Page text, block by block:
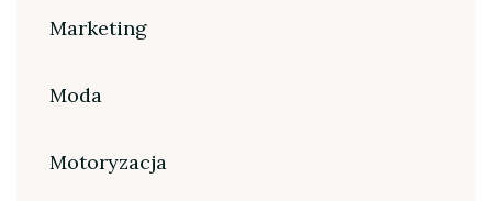
Marketing
Moda
Motoryzacja